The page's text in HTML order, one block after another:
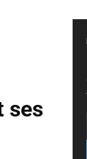
ses